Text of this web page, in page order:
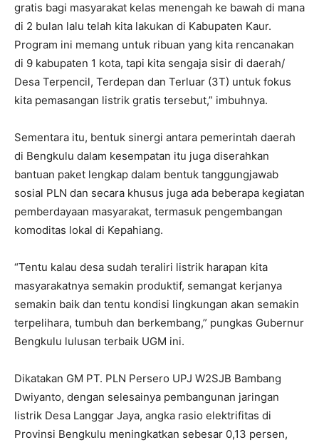
gratis bagi masyarakat kelas menengah ke bawah di mana
di 2 bulan lalu telah kita lakukan di Kabupaten Kaur.
Program ini memang untuk ribuan yang kita rencanakan
di 9 kabupaten 1 kota, tapi kita sengaja sisir di daerah/
Desa Terpencil, Terdepan dan Terluar (3T) untuk fokus
kita pemasangan listrik gratis tersebut,” imbuhnya.
Sementara itu, bentuk sinergi antara pemerintah daerah
di Bengkulu dalam kesempatan itu juga diserahkan
bantuan paket lengkap dalam bentuk tanggungjawab
sosial PLN dan secara khusus juga ada beberapa kegiatan
pemberdayaan masyarakat, termasuk pengembangan
komoditas lokal di Kepahiang.
“Tentu kalau desa sudah teraliri listrik harapan kita
masyarakatnya semakin produktif, semangat kerjanya
semakin baik dan tentu kondisi lingkungan akan semakin
terpelihara, tumbuh dan berkembang,” pungkas Gubernur
Bengkulu lulusan terbaik UGM ini.
Dikatakan GM PT. PLN Persero UPJ W2SJB Bambang
Dwiyanto, dengan selesainya pembangunan jaringan
listrik Desa Langgar Jaya, angka rasio elektrifitas di
Provinsi Bengkulu meningkatkan sebesar 0,13 persen,